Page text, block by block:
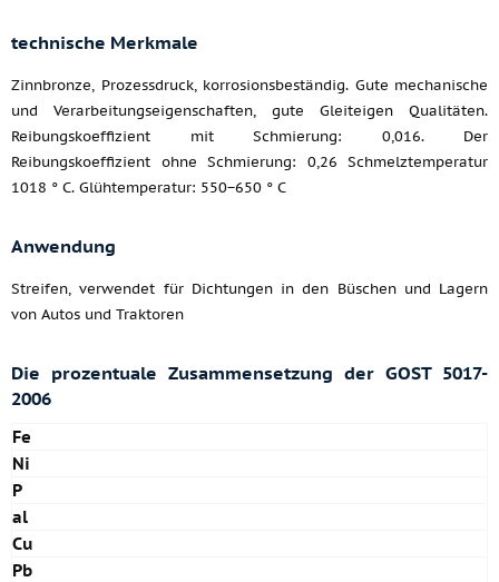
technische Merkmale
Zinnbronze, Prozessdruck, korrosionsbeständig. Gute mechanische
und Verarbeitungseigenschaften, gute Gleiteigen Qualitäten.
Reibungskoeffizient mit Schmierung: 0,016. Der
Reibungskoeffizient ohne Schmierung: 0,26 Schmelztemperatur
1018 ° C. Glühtemperatur: 550−650 ° C
Anwendung
Streifen, verwendet für Dichtungen in den Büschen und Lagern
von Autos und Traktoren
Die prozentuale Zusammensetzung der GOST 5017-
2006
Fe
Ni
P
al
Cu
Pb